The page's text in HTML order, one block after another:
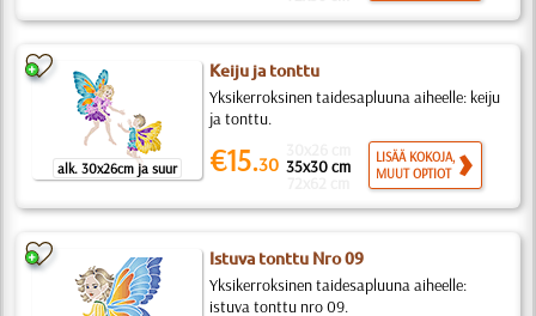
alk. 30x26cm ja suur
Keiju ja tonttu
Yksikerroksinen taidesapluuna aiheelle: keiju
ja tonttu.
€15.30 35x30 cm
LISÄÄ KOKOJA,
MUUT OPTIOT
Istuva tonttu Nro 09
Yksikerroksinen taidesapluuna aiheelle:
istuva tonttu nro 09.